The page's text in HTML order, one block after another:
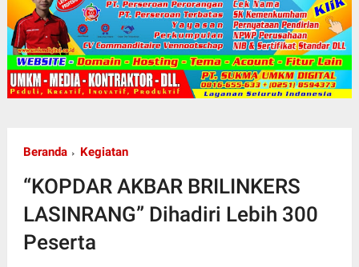
Beranda Kegiatan
“KOPDAR AKBAR BRILINKERS
LASINRANG” Dihadiri Lebih 300
Peserta